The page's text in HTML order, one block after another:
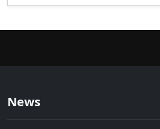
News